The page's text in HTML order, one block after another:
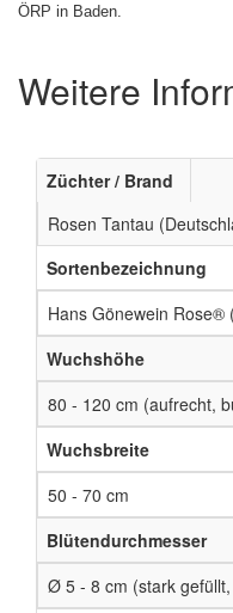
ÖRP in Baden.
Weitere
Züchter / Brand
Rosen Tantau
Sortenbezeichnung
Hans Gönewein Rose®
Wuchshöhe
80 - 120 cm (aufrecht,
Wuchsbreite
50 - 70 cm
Blütendurchmesser
Ø 5 - 8 cm (stark